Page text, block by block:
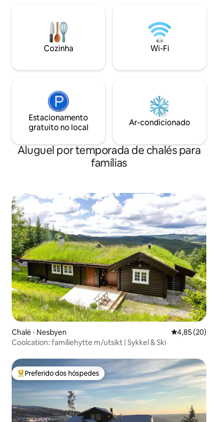
trilhas de caminhada do lado de fora. A
estadia inclui lareira, Wi-Fi, energia e
limpeza final. Obrigatório - 325 nOK por
pessoa para camas e toalhas prontas
estacionamento,
Móveis de jardim,
lavar louça,
no loft, Máquina
Cozinha Wi-Fi
Estacionamento
gratuito no local
Ar-condicionado
Aluguel por temporada de chalés para
famílias
Chalé ⋅ Nesbyen 4,85 de uma
4,85 (20)
Coolcation: familiehytte m/utsikt | Sykkel & Ski
Entre os melhores preferidos dos hóspedes
Preferido dos hóspedes